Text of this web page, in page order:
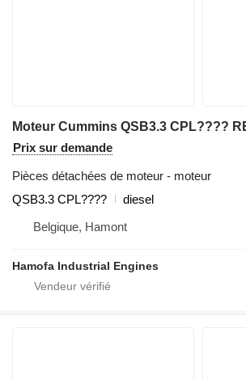
Prix sur demande
Pièces détachées de moteur - moteur
QSB3.3 CPL????
diesel
Belgique, Hamont
Hamofa Industrial Engines